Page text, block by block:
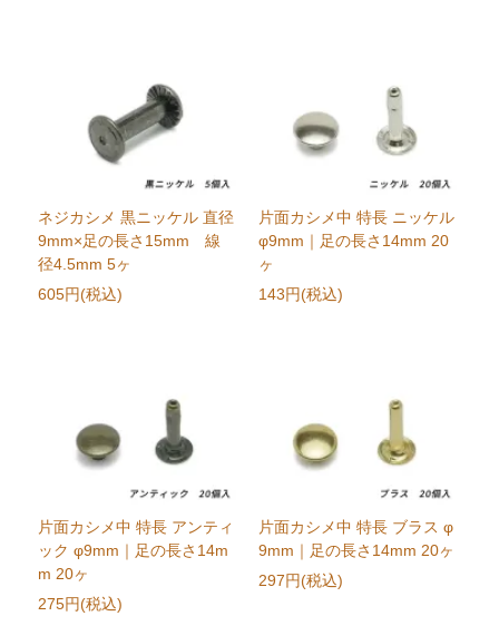
ネジカシメ 黒ニッケル 直径
9mm×足の長さ15mm 線
径4.5mm 5ヶ
605円(税込)
片面カシメ中 特長 ニッケル
φ9mm｜足の長さ14mm 20
ヶ
143円(税込)
片面カシメ中 特長 アンティ
ック φ9mm｜足の長さ14m
m 20ヶ
275円(税込)
片面カシメ中 特長 ブラス φ
9mm｜足の長さ14mm 20ヶ
297円(税込)